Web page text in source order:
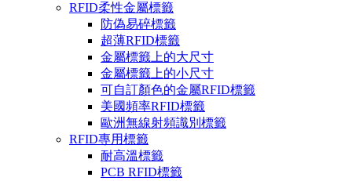
RFID柔性金屬標籤
防偽易碎標籤
超薄RFID標籤
金屬標籤上的大尺寸
金屬標籤上的小尺寸
可自訂顏色的金屬RFID標籤
美國頻率RFID標籤
歐洲無線射頻識別標籤
RFID專用標籤
耐高溫標籤
PCB RFID標籤